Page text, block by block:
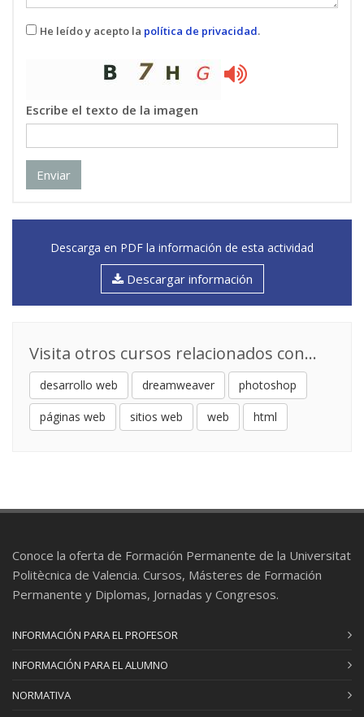
He leído y acepto la política de privacidad.
Escribe el texto de la imagen
Enviar
Descarga en PDF la información de esta actividad
Descargar información
Visita otros cursos relacionados con...
desarrollo web dreamweaver photoshop
páginas web sitios web web html
Conoce la oferta de Formación Permanente de la Universitat
Politècnica de Valencia. Cursos, Másteres de Formación
Permanente y Diplomas, Jornadas y Congresos.
INFORMACIÓN PARA EL PROFESOR
INFORMACIÓN PARA EL ALUMNO
NORMATIVA